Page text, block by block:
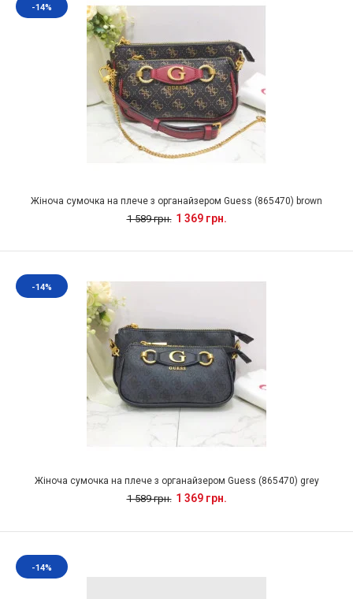
-14%
Жіноча сумочка на плече з органайзером Guess (865470) brown
1 589 грн. 1 369 грн.
-14%
Жіноча сумочка на плече з органайзером Guess (865470) grey
1 589 грн. 1 369 грн.
-14%